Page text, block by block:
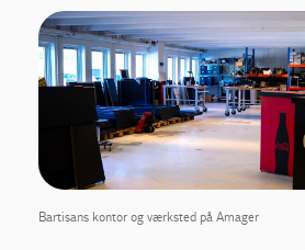
Bartisans kontor og værksted på Amager